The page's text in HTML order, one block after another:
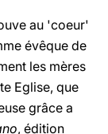
au 'coeur'
évêque de
les mères
Eglise, que
grâce a
, édition